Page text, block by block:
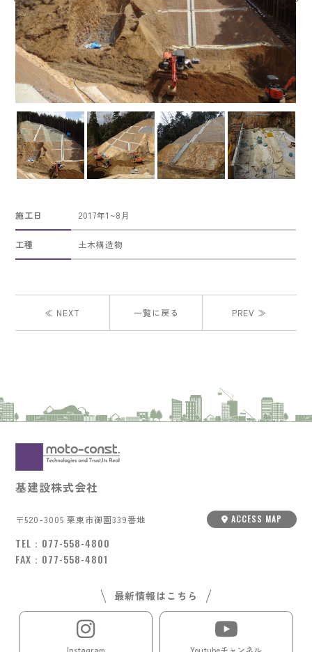
施工日 2017年1~8月
工種 土木構造物
≪ NEXT 一覧に戻る PREV ≫
基建設株式会社
〒520-3005 栗東市御園339番地 ACCESS MAP
TEL： 077-558-4800
FAX：077-558-4801
最新情報はこちら
Instagram Youtubeチャンネル